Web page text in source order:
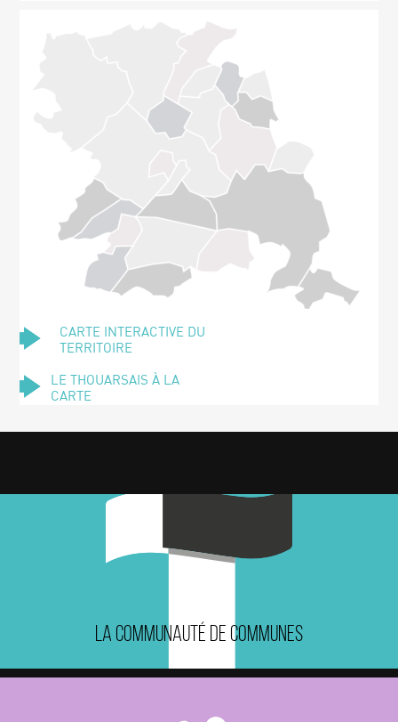
CARTE INTERACTIVE DU
TERRITOIRE
LE THOUARSAIS À LA
CARTE
LA COMMUNAUTÉ DE COMMUNES